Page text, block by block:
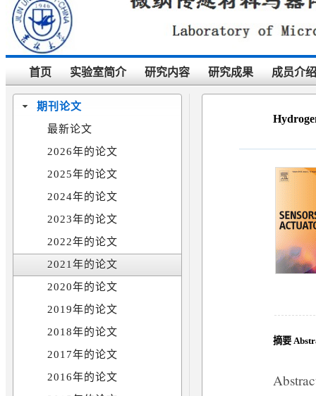
首页 实验室简介 研究内容 研究成果 成员介绍
期刊论文
最新论文
2026年的论文
2025年的论文
2024年的论文
2023年的论文
2022年的论文
2021年的论文
2020年的论文
2019年的论文
2018年的论文
2017年的论文
2016年的论文
摘要